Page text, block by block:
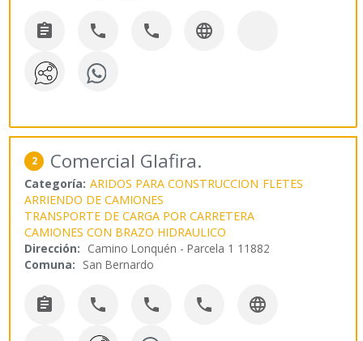
   
2 Comercial Glafira.
Categoría: ARIDOS PARA CONSTRUCCION FLETES
ARRIENDO DE CAMIONES
TRANSPORTE DE CARGA POR CARRETERA
CAMIONES CON BRAZO HIDRAULICO
Dirección: Camino Lonquén - Parcela 1 11882
Comuna: San Bernardo
    